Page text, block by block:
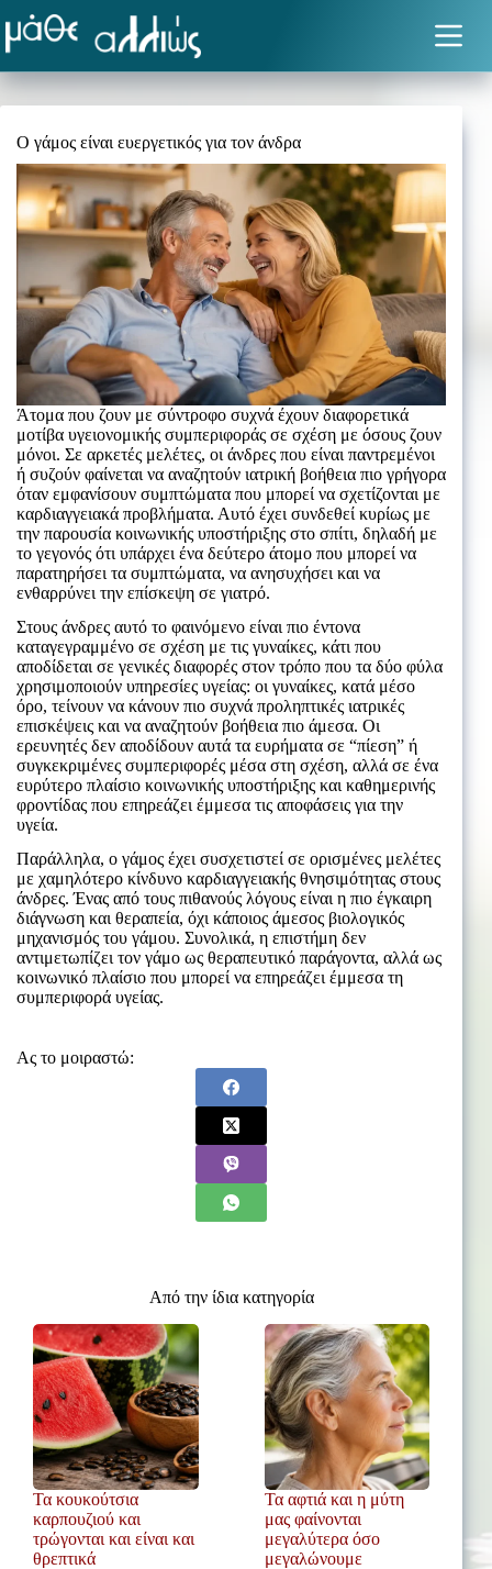
στο
περιεχόμενο
Ο γάμος είναι ευεργετικός για τον άνδρα
Άτομα που ζουν με σύντροφο συχνά έχουν διαφορετικά
μοτίβα υγειονομικής συμπεριφοράς σε σχέση με όσους ζουν
μόνοι. Σε αρκετές μελέτες, οι άνδρες που είναι παντρεμένοι
ή συζούν φαίνεται να αναζητούν ιατρική βοήθεια πιο γρήγορα
όταν εμφανίσουν συμπτώματα που μπορεί να σχετίζονται με
καρδιαγγειακά προβλήματα. Αυτό έχει συνδεθεί κυρίως με
την παρουσία κοινωνικής υποστήριξης στο σπίτι, δηλαδή με
το γεγονός ότι υπάρχει ένα δεύτερο άτομο που μπορεί να
παρατηρήσει τα συμπτώματα, να ανησυχήσει και να
ενθαρρύνει την επίσκεψη σε γιατρό.
Στους άνδρες αυτό το φαινόμενο είναι πιο έντονα
καταγεγραμμένο σε σχέση με τις γυναίκες, κάτι που
αποδίδεται σε γενικές διαφορές στον τρόπο που τα δύο φύλα
χρησιμοποιούν υπηρεσίες υγείας: οι γυναίκες, κατά μέσο
όρο, τείνουν να κάνουν πιο συχνά προληπτικές ιατρικές
επισκέψεις και να αναζητούν βοήθεια πιο άμεσα. Οι
ερευνητές δεν αποδίδουν αυτά τα ευρήματα σε “πίεση” ή
συγκεκριμένες συμπεριφορές μέσα στη σχέση, αλλά σε ένα
ευρύτερο πλαίσιο κοινωνικής υποστήριξης και καθημερινής
φροντίδας που επηρεάζει έμμεσα τις αποφάσεις για την
υγεία.
Παράλληλα, ο γάμος έχει συσχετιστεί σε ορισμένες μελέτες
με χαμηλότερο κίνδυνο καρδιαγγειακής θνησιμότητας στους
άνδρες. Ένας από τους πιθανούς λόγους είναι η πιο έγκαιρη
διάγνωση και θεραπεία, όχι κάποιος άμεσος βιολογικός
μηχανισμός του γάμου. Συνολικά, η επιστήμη δεν
αντιμετωπίζει τον γάμο ως θεραπευτικό παράγοντα, αλλά ως
κοινωνικό πλαίσιο που μπορεί να επηρεάζει έμμεσα τη
συμπεριφορά υγείας.
Ας το μοιραστώ:
Από την ίδια κατηγορία
Τα κουκούτσια
καρπουζιού και
τρώγονται και είναι και
θρεπτικά
Τα αφτιά και η μύτη
μας φαίνονται
μεγαλύτερα όσο
μεγαλώνουμε